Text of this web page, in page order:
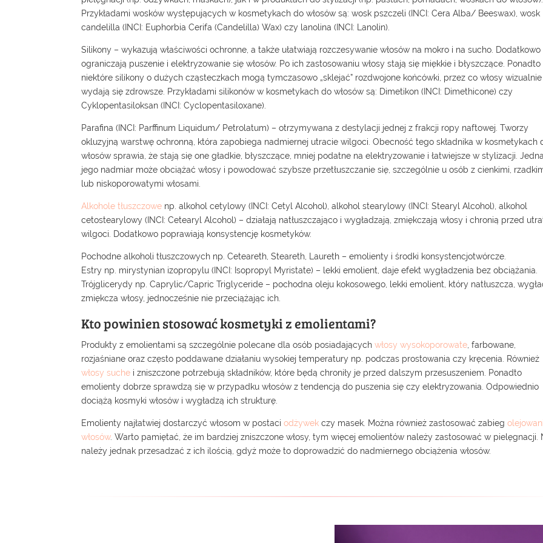
Przykładami wosków występujących w kosmetykach do włosów są: wosk pszczeli (INCI: Cera Alba/ Beeswax), wosk
candelilla (INCI: Euphorbia Cerifa (Candelilla) Wax) czy lanolina (INCI: Lanolin).
Silikony – wykazują właściwości ochronne, a także ułatwiają rozczesywanie włosów na mokro i na sucho. Dodatkowo
ograniczają puszenie i elektryzowanie się włosów. Po ich zastosowaniu włosy stają się miękkie i błyszczące. Ponadto
niektóre silikony o dużych cząsteczkach mogą tymczasowo „sklejać” rozdwojone końcówki, przez co włosy wizualnie
wydają się zdrowsze. Przykładami silikonów w kosmetykach do włosów są: Dimetikon (INCI: Dimethicone) czy
Cyklopentasiloksan (INCI: Cyclopentasiloxane).
Parafina (INCI: Parffinum Liquidum/ Petrolatum) – otrzymywana z destylacji jednej z frakcji ropy naftowej. Tworzy
okluzyjną warstwę ochronną, która zapobiega nadmiernej utracie wilgoci. Obecność tego składnika w kosmetykach
włosów sprawia, że stają się one gładkie, błyszczące, mniej podatne na elektryzowanie i łatwiejsze w stylizacji.
jego nadmiar może obciążać włosy i powodować szybsze przetłuszczanie się, szczególnie u osób z cienkimi,
lub niskoporowatymi włosami.
Alkohole tłuszczowe np. alkohol cetylowy (INCI: Cetyl Alcohol), alkohol stearylowy (INCI: Stearyl Alcohol), alkohol
cetostearylowy (INCI: Cetearyl Alcohol) – działają natłuszczająco i wygładzają, zmiękczają włosy i chronią przed
wilgoci. Dodatkowo poprawiają konsystencję kosmetyków.
Pochodne alkoholi tłuszczowych np. Ceteareth, Steareth, Laureth – emolienty i środki konsystencjotwórcze.
Estry np. mirystynian izopropylu (INCI: Isopropyl Myristate) – lekki emolient, daje efekt wygładzenia bez obciążania.
Trójglicerydy np. Caprylic/Capric Triglyceride – pochodna oleju kokosowego, lekki emolient, który natłuszcza,
zmiękcza włosy, jednocześnie nie przeciążając ich.
Kto powinien stosować kosmetyki z emolientami?
Produkty z emolientami są szczególnie polecane dla osób posiadającychwłosy wysokoporowate , farbowane,
rozjaśniane oraz często poddawane działaniu wysokiej temperatury np. podczas prostowania czy kręcenia. Również
włosy suche i zniszczone potrzebują składników, które będą chroniły je przed dalszym przesuszeniem. Ponadto
emolienty dobrze sprawdzą się w przypadku włosów z tendencją do puszenia się czy elektryzowania. Odpowiednio
dociążą kosmyki włosów i wygładzą ich strukturę.
Emolienty najłatwiej dostarczyć włosom w postaciodżywek czy masek. Można również zastosować zabieg
włosów. Warto pamiętać, że im bardziej zniszczone włosy, tym więcej emolientów należy zastosować w pielęgnacji.
należy jednak przesadzać z ich ilością, gdyż może to doprowadzić do nadmiernego obciążenia włosów.